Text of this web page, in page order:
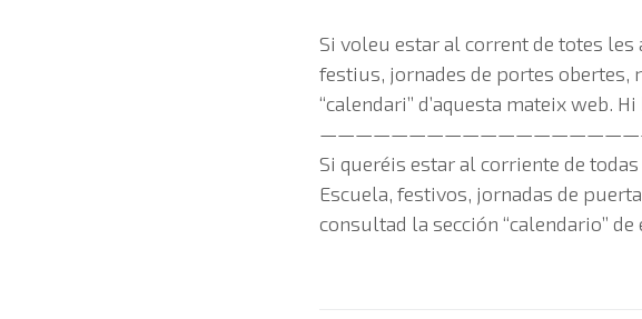
Si voleu estar al corrent de totes
festius, jornades de portes obertes,
“calendari” d’aquesta mateix web.
Si queréis estar al corriente de
Escuela, festivos, jornadas de
consultad la sección “calendario”